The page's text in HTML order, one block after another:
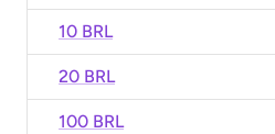
10 BRL
20 BRL
100 BRL